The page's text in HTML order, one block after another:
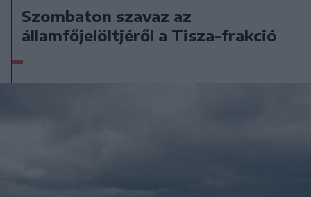
Szombaton szavaz az
államfőjelöltjéről a Tisza-frakció